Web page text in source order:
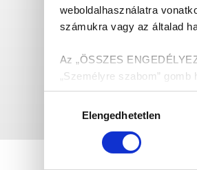
weboldalhasználatra
számukra vagy az általad
Az „ÖSSZES
„Személyre szabom”
melyekről a Részletek
kiválasztásaElengedhetetlen